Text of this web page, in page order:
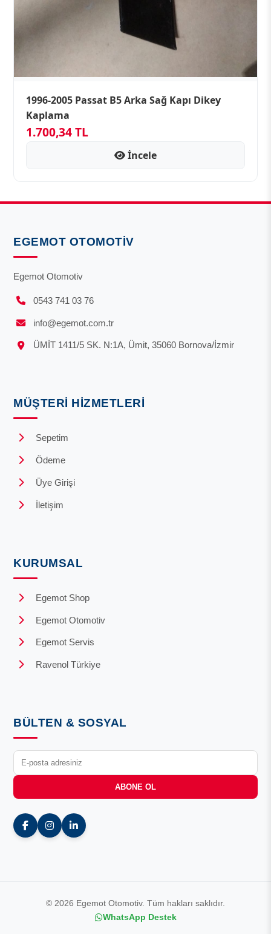
1996-2005 Passat B5 Arka Sağ Kapı Dikey
Kaplama
1.700,34 TL
İncele
EGEMOT OTOMOTIV
Egemot Otomotiv
0543 741 03 76
info@egemot.com.tr
ÜMİT 1411/5 SK. N:1A, Ümit, 35060 Bornova/İzmir
MÜŞTERI HIZMETLERI
Sepetim
Ödeme
Üye Girişi
İletişim
KURUMSAL
Egemot Shop
Egemot Otomotiv
Egemot Servis
Ravenol Türkiye
BÜLTEN & SOSYAL
ABONE OL
© 2026 Egemot Otomotiv. Tüm hakları saklıdır.
WhatsApp Destek